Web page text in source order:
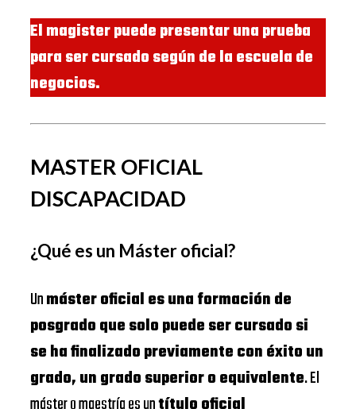
El magister puede presentar una prueba
para ser cursado según de la escuela de
negocios.
MASTER OFICIAL
DISCAPACIDAD
¿Qué es un Máster oficial?
Unmáster oficial es una formación de
posgrado que solo puede ser cursado si
se ha finalizado previamente con éxito un
grado, un grado superior o equivalente. El